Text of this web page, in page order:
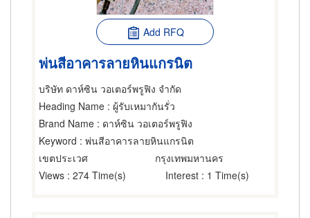
Add RFQ
พ่นสีอาคารลายหินแกรนิต
บริษัท ดาห์ซิน วอเตอร์พรูฟิง จำกัด
Heading Name : ผู้รับเหมากันรั่ว
Brand Name : ดาห์ซิน วอเตอร์พรูฟิง
Keyword : พ่นสีอาคารลายหินแกรนิต
เขตประเวศ
กรุงเทพมหานคร
Views : 274 Time(s) Interest : 1 Time(s)